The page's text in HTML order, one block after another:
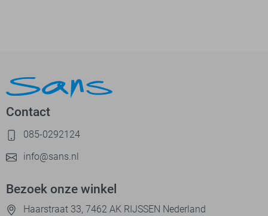
Contact
085-0292124
info@sans.nl
Bezoek onze winkel
Haarstraat 33, 7462 AK RIJSSEN Nederland